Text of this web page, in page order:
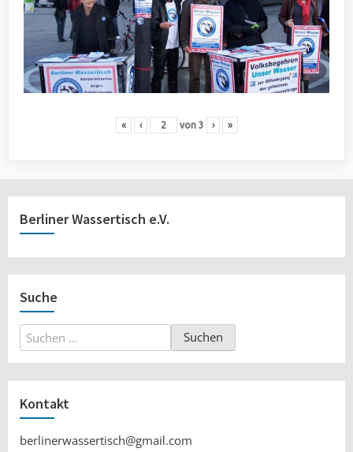
« ‹ von 3 › »
Berliner Wassertisch e.V.
Suche
Suchen
nach:
Kontakt
berlinerwassertisch@gmail.com